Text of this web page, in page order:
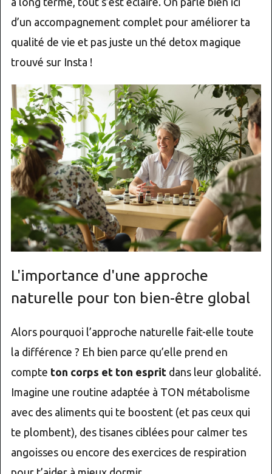
d’un accompagnement complet pour améliorer ta
qualité de vie et pas juste un thé detox magique
trouvé sur Insta !
L'importance d'une approche
naturelle pour ton bien-être global
Alors pourquoi l’approche naturelle fait-elle toute
la différence ? Eh bien parce qu’elle prend en
compte ton corps et ton espritdans leur globalité.
Imagine une routine adaptée à TON métabolisme
avec des aliments qui te boostent (et pas ceux qui
te plombent), des tisanes ciblées pour calmer tes
angoisses ou encore des exercices de respiration